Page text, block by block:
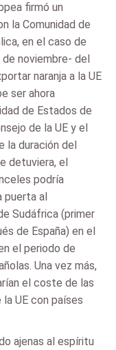
firmó un
la Comunidad de
en el caso de
de noviembre- del
naranja a la UE
ser ahora
de Estados de
de la UE y el
la duración del
detuviera, el
podría
puerta al
Sudáfrica (primer
de España) en el
el periodo de
Una vez más,
el coste de las
UE con países
ajenas al espíritu